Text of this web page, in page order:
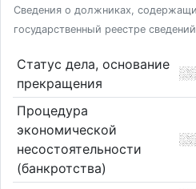
Сведения о должниках,
государственный реестре
Статус дела, основание
прекращения
Процедура
экономической
несостоятельности
(банкротства)